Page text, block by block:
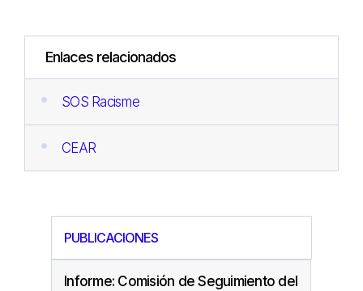
Enlaces relacionados
SOS Racisme
CEAR
PUBLICACIONES
Informe: Comisión de Seguimiento del